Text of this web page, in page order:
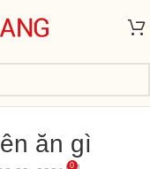
ăn gì
0